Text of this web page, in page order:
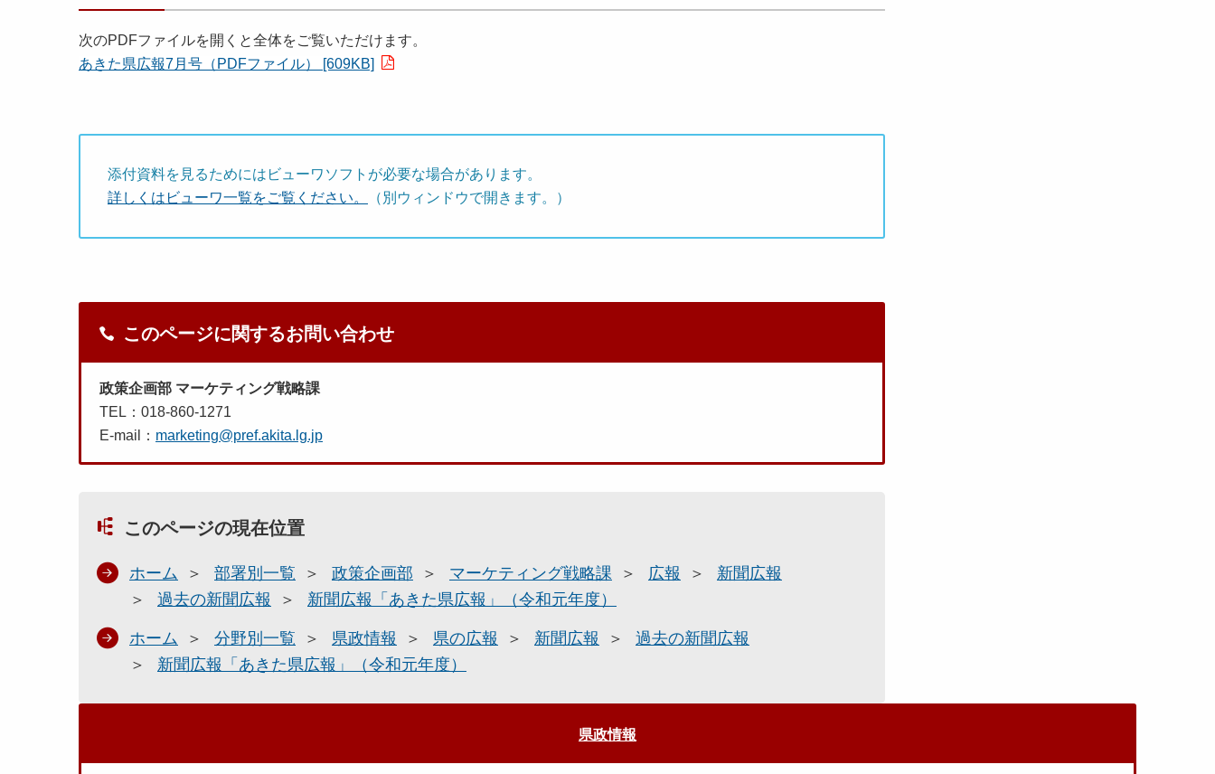
次のPDFファイルを開くと全体をご覧いただけます。
あきた県広報7月号（PDFファイル） [609KB]
添付資料を見るためにはビューワソフトが必要な場合があります。
詳しくはビューワ一覧をご覧ください。
（別ウィンドウで開きます。）
このページに関するお問い合わせ
政策企画部 マーケティング戦略課
TEL：018-860-1271
E-mail： marketing@pref.akita.lg.jp
このページの現在位置
ホーム 部署別一覧 政策企画部 マーケティング戦略課 広報
新聞広報
過去の新聞広報
新聞広報「あきた県広報」（令和元年度）
ホーム 分野別一覧 県政情報 県の広報 新聞広報
過去の新聞広報
新聞広報「あきた県広報」（令和元年度）
県政情報